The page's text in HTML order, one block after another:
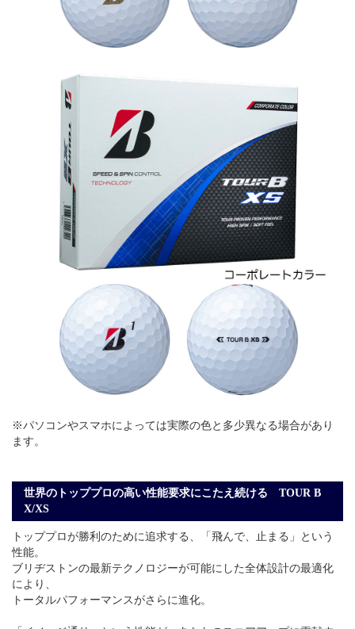
※パソコンやスマホによっては実際の色と多少異なる場合があり
ます。
世界のトッププロの高い性能要求にこたえ続ける TOUR B
X/XS
トッププロが勝利のために追求する、「飛んで、止まる」という
性能。
ブリヂストンの最新テクノロジーが可能にした全体設計の最適化
により、
トータルパフォーマンスがさらに進化。